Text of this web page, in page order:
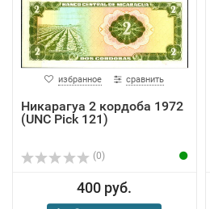
избранное сравнить
Никарагуа 2 кордоба 1972
(UNC Pick 121)
(0)
400 руб.